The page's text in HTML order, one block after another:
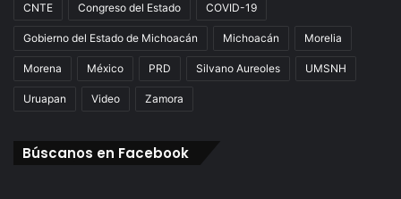
CNTE Congreso del Estado COVID-19
Gobierno del Estado de Michoacán Michoacán Morelia
Morena México PRD Silvano Aureoles UMSNH
Uruapan Video Zamora
Búscanos en Facebook